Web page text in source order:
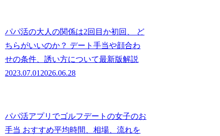
パパ活の大人の関係は2回目か初回、 ど
ちらがいいのか？ デート手当や顔合わ
せの条件、誘い方について最新版解説
2023.07.01 2026.06.28
パパ活アプリでゴルフデートの女子のお
手当 おすすめ平均時間、相場、流れを